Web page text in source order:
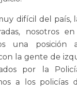
difícil del país,
nosotros
una posición
la gente de
por la
a los policías